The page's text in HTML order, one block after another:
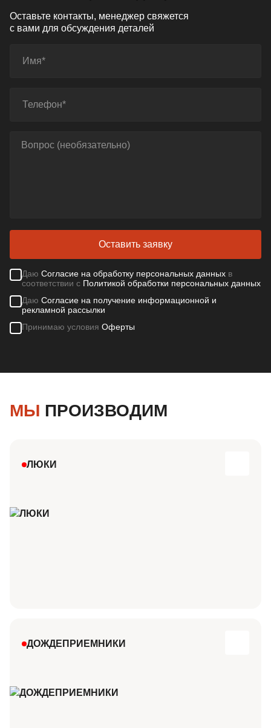
Оставьте контакты, менеджер свяжется
с вами для обсуждения деталей
Оставить заявку
Даю Согласие на обработку персональных данных в
соответствии с Политикой обработки персональных данных
Даю Согласие на получение информационной и
рекламной рассылки
Принимаю условия Оферты
МЫ ПРОИЗВОДИМ
ЛЮКИ
ДОЖДЕПРИЕМНИКИ